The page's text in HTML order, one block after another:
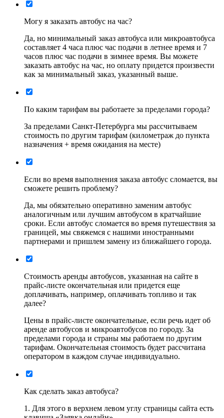
Могу я заказать автобус на час?
Да, но минимальный заказ автобуса или микроавтобуса
составляет 4 часа плюс час подачи в летнее время и 7
часов плюс час подачи в зимнее время. Вы можете
заказать автобус на час, но оплату придется произвести
как за минимальный заказ, указанный выше.
По каким тарифам вы работаете за пределами города?
За пределами Санкт-Петербурга мы рассчитываем
стоимость по другим тарифам (километраж до пункта
назначения + время ожидания на месте)
Если во время выполнения заказа автобус сломается, вы
сможете решить проблему?
Да, мы обязательно оперативно заменим автобус
аналогичным или лучшим автобусом в кратчайшие
сроки. Если автобус сломается во время путешествия за
границей, мы свяжемся с нашими иностранными
партнерами и пришлем замену из ближайшего города.
Стоимость аренды автобусов, указанная на сайте в
прайс-листе окончательная или придется еще
доплачивать, например, оплачивать топливо и так
далее?
Цены в прайс-листе окончательные, если речь идет об
аренде автобусов и микроавтобусов по городу. За
пределами города и страны мы работаем по другим
тарифам. Окончательная стоимость будет рассчитана
оператором в каждом случае индивидуально.
Как сделать заказ автобуса?
1. Для этого в верхнем левом углу страницы сайта есть